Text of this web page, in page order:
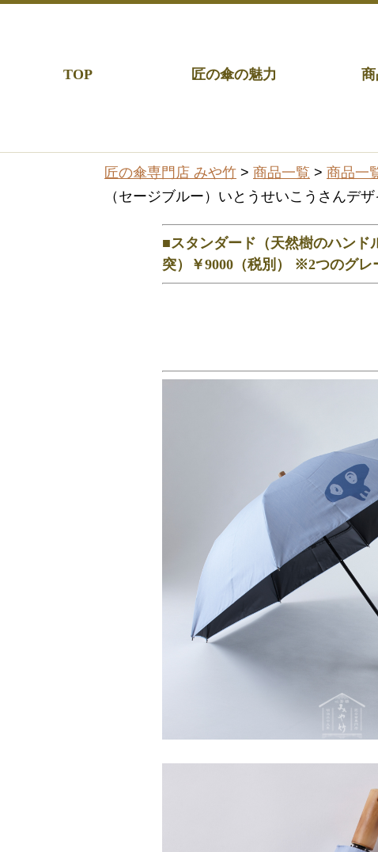
TOP 匠の傘の魅力
匠の傘専門店 みや竹 > 商品一覧 > 商品一
（セージブルー）いとうせいこうさん
■スタンダード（天然樹のハンド
突）￥9000（税別） ※2つのグレ